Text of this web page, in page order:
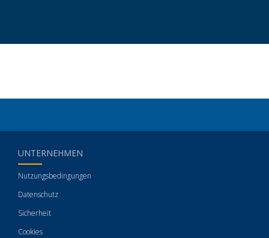
UNTERNEHMEN
Nutzungsbedingungen
Datenschutz
Sicherheit
Cookies